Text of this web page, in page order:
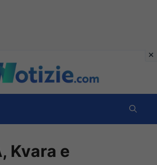
Kvara e